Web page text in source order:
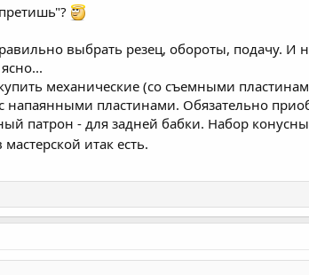
выбрать резец, обороты, подачу. И
механические (со съемными
напаянными пластинами. Обязательно
патрон - для задней бабки. Набор
итак есть.